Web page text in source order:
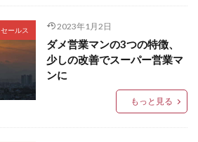
セールス 2023年1月2日
ダメ営業マンの3つの特徴、
少しの改善でスーパー営業マ
ンに
もっと見る